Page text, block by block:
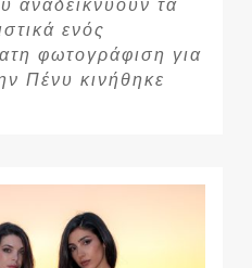
αναδεικνύουν τα
ενός
φωτογράφιση για
Πένυ κινήθηκε